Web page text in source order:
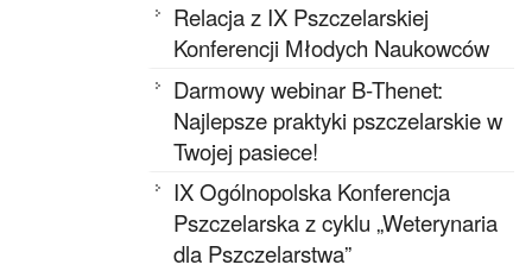
Relacja z IX Pszczelarskiej
Konferencji Młodych Naukowców
Darmowy webinar B-Thenet:
Najlepsze praktyki pszczelarskie w
Twojej pasiece!
IX Ogólnopolska Konferencja
Pszczelarska z cyklu „Weterynaria
dla Pszczelarstwa”